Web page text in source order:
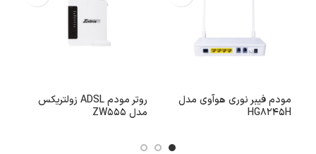
مودم فیبر نوری هوآوی مدل
HG8245H
روتر مودم ADSL زولتریکس
مدل ZW555